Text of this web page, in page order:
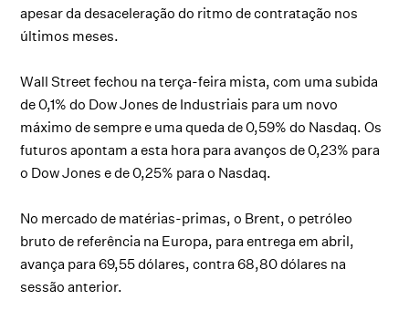
apesar da desaceleração do ritmo de contratação nos
últimos meses.
Wall Street fechou na terça-feira mista, com uma subida
de 0,1% do Dow Jones de Industriais para um novo
máximo de sempre e uma queda de 0,59% do Nasdaq. Os
futuros apontam a esta hora para avanços de 0,23% para
o Dow Jones e de 0,25% para o Nasdaq.
No mercado de matérias-primas, o Brent, o petróleo
bruto de referência na Europa, para entrega em abril,
avança para 69,55 dólares, contra 68,80 dólares na
sessão anterior.